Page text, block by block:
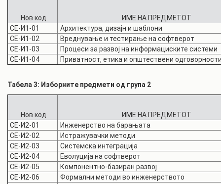
Нов код
ИМЕ НА ПРЕДМЕТОТ
СЕ-И1-01
Архитектура, дизајн и шаблони
СЕ-И1-02
Вреднување и тестирање на софтверот
СЕ-И1-03
Процеси за развој на информациските системи
СЕ-И1-04
Приватност, етика и општествени
Табела 3: Изборните предмети од група 2
Нов код
ИМЕ НА ПРЕДМЕТОТ
СЕ-И2-01
Инженерство на барањата
СЕ-И2-02
Истражувачки методи
СЕ-И2-03
Системска интеграција
СЕ-И2-04
Еволуција на софтверот
СЕ-И2-05
Компонентно-базиран развој
СЕ-И2-06
Формални методи во инженерството